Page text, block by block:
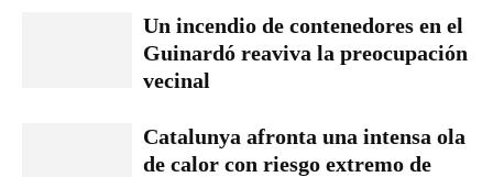
Un incendio de contenedores en el
Guinardó reaviva la preocupación
vecinal
Catalunya afronta una intensa ola
de calor con riesgo extremo de